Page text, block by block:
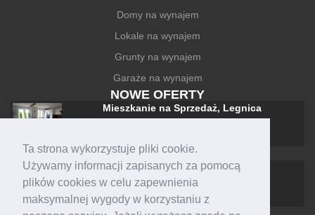
Ta strona wykorzystuje pliki cookie.
Używamy informacji zapisanych za pomocą
plików cookies w celu zapewnienia
maksymalnej wygody w korzystaniu z
Domy na wynajem
Lokale na wynajem
Grunty na wynajem
Garaże na wynajem
NOWE OFERTY
Mieszkanie na Sprzedaż, Legnica
Dom na Sprzedaż, Legnica
1 590 000 zł